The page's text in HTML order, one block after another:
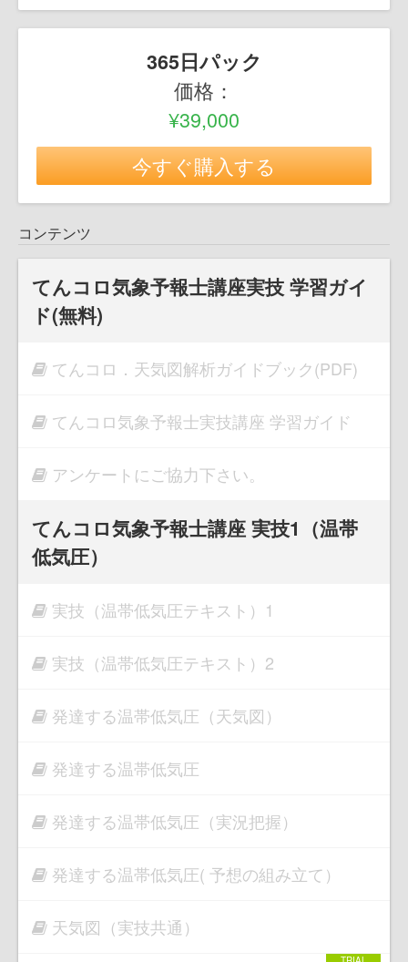
365日パック
価格：
¥39,000
今すぐ購入する
コンテンツ
てんコロ気象予報士講座実技 学習ガイ
ド(無料)
てんコロ．天気図解析ガイドブック(PDF)
てんコロ気象予報士実技講座 学習ガイド
アンケートにご協力下さい。
てんコロ気象予報士講座 実技1（温帯
低気圧）
実技（温帯低気圧テキスト）1
実技（温帯低気圧テキスト）2
発達する温帯低気圧（天気図）
発達する温帯低気圧
発達する温帯低気圧（実況把握）
発達する温帯低気圧( 予想の組み立て）
天気図（実技共通）